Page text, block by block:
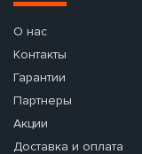
О нас
Контакты
Гарантии
Партнеры
Акции
Доставка и оплата